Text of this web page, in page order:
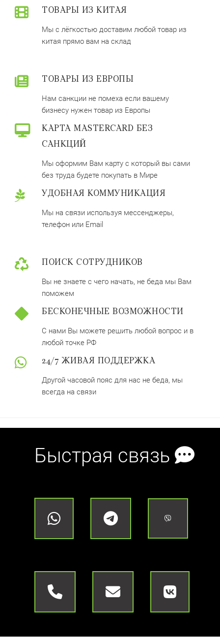
ТОВАРЫ ИЗ КИТАЯ
Мы с лёгкостью доставим любой товар из
китая прямо вам на склад
ТОВАРЫ ИЗ ЕВРОПЫ
Нам санкции не помеха если вашему
бизнесу нужен товар из Европы
КАРТА MASTERCARD БЕЗ
САНКЦИЙ
Мы оформим Вам карту с который вы сами
без труда будете покупать в Мире
УДОБНАЯ КОММУНИКАЦИЯ
Мы на связи используя мессенджеры,
телефон или Email
ПОИСК СОТРУДНИКОВ
Вы не знаете с чего начать, не беда мы Вам
поможем
БЕСКОНЕЧНЫЕ ВОЗМОЖНОСТИ
С нами Вы можете решить любой вопрос и в
любой точке РФ
24/7 ЖИВАЯ ПОДДЕРЖКА
Другой часовой пояс для нас не беда, мы
всегда на связи
Быстрая связь